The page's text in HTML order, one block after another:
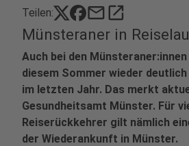
Teilen: mailopen_in_new
Münsteraner in
Auch bei den
diesem Sommer wieder
im letzten Jahr. Das merkt
Gesundheitsamt Münster. Für
Reiserückkehrer gilt nämlich
der Wiederankunft in Münster.